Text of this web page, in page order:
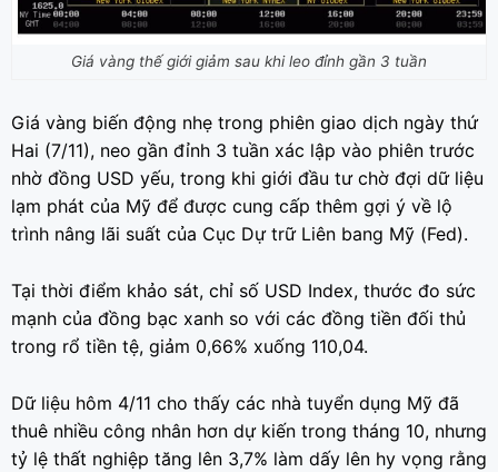
Giá vàng thế giới giảm sau khi leo đỉnh gần 3 tuần
Giá vàng biến động nhẹ trong phiên giao dịch ngày thứ
Hai (7/11), neo gần đỉnh 3 tuần xác lập vào phiên trước
nhờ đồng USD yếu, trong khi giới đầu tư chờ đợi dữ liệu
lạm phát của Mỹ để được cung cấp thêm gợi ý về lộ
trình nâng lãi suất của Cục Dự trữ Liên bang Mỹ (Fed).
Tại thời điểm khảo sát, chỉ số USD Index, thước đo sức
mạnh của đồng bạc xanh so với các đồng tiền đối thủ
trong rổ tiền tệ, giảm 0,66% xuống 110,04.
Dữ liệu hôm 4/11 cho thấy các nhà tuyển dụng Mỹ đã
thuê nhiều công nhân hơn dự kiến ​​trong tháng 10, nhưng
tỷ lệ thất nghiệp tăng lên 3,7% làm dấy lên hy vọng rằng